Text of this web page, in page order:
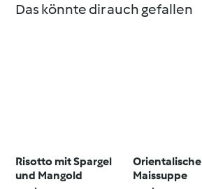
Das könnte dir auch gefallen
Risotto mit Spargel
und Mangold
Orientalische
Maissuppe